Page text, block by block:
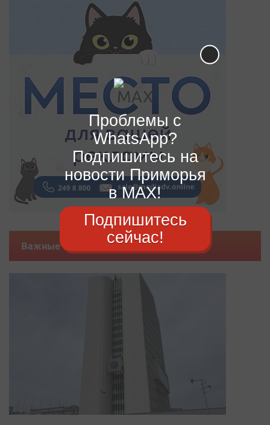
Важные новости
Проблемы с
WhatsApp?
Подпишитесь на
новости Приморья
в MAX!
Подпишитесь
сейчас!